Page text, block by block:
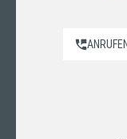
ANRUFEN